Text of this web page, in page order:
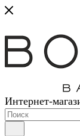
Интернет-